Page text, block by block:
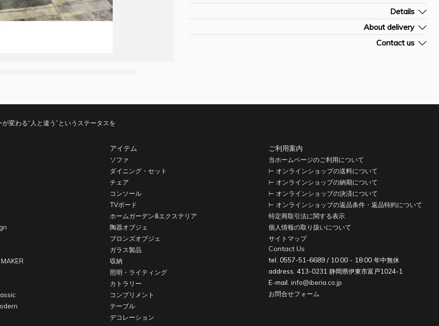
Details
[サイズ W/D/H (cm)] W150 D40 H80
About delivery
Contact us
変わる“人と違う”というステータスを
アイテム
ソファ
ダイニング・セット
チェア
コンソール
TVボード
ホームガーデン&エクステリア
陶器オブジェ
ブロンズオブジェ
ガラス製品
収納
照明・ライティング
カトラリー
コンプリメント
テーブル
デコレーション
ご利用案内
当ホームページのご利用について
⊢ オンラインショップの送料について
⊢ オンラインショップの納期について
⊢ オンラインショップの決済について
⊢ オンラインショップの返品条件・返品特約について
特定商取引法に関する表示
個人情報の取り扱いについて
サイトマップ
Contact Us
tel. 0557-51-6689 / 10:00 - 18:00 年中無休
address. 413-0231 静岡県伊東市富戸1024-1
E-mail.info@iberia.co.jp
お問合せフォーム